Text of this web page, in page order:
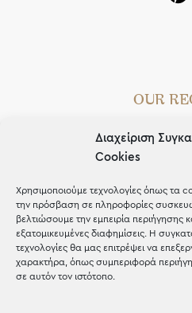
Διαχείριση
Cookies
Χρησιμοποιούμε τεχνολογίες όπως τα
την πρόσβαση σε πληροφορίες
βελτιώσουμε την εμπειρία περιήγησης
εξατομικευμένες διαφημίσεις. Η
τεχνολογίες θα μας επιτρέψει να
χαρακτήρα, όπως συμπεριφορά
σε αυτόν τον ιστότοπο.
OUR
Gifts
Blog
Shop